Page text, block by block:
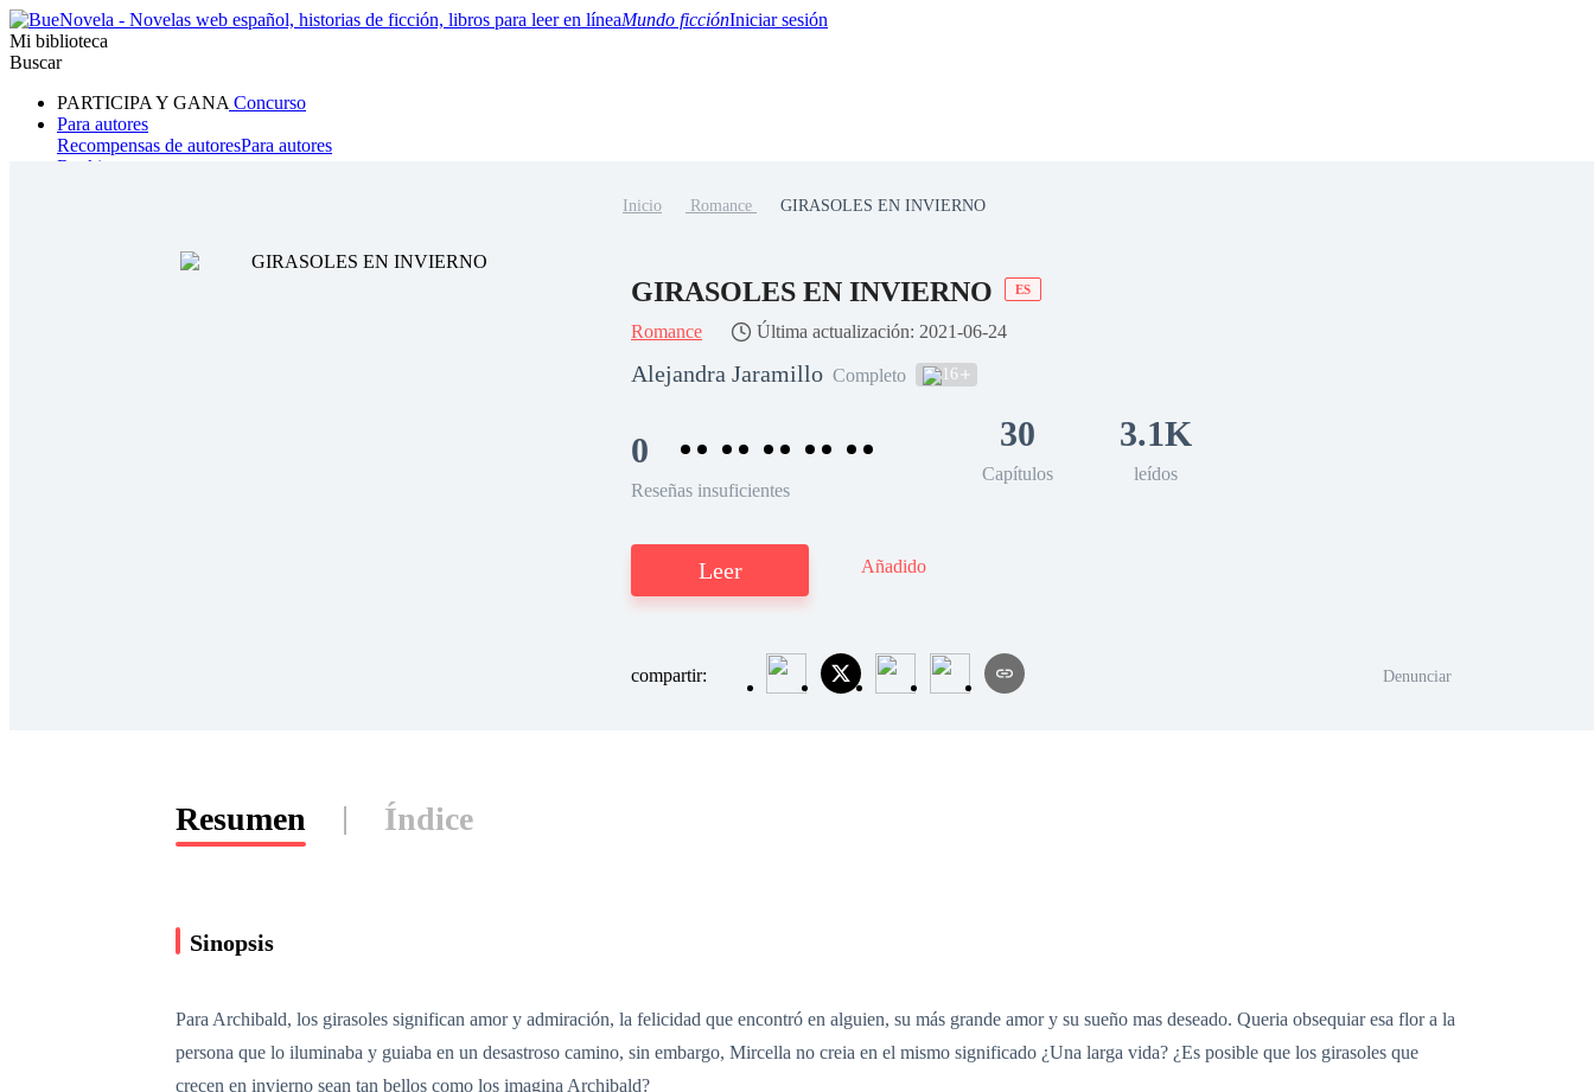
Mundo ficciónIniciar sesión
Mi biblioteca
Buscar
PARTICIPA Y GANA Concurso
Para autores
Recompensas de autoresPara autores
Ranking
Hombre loboMafiaSistemaFantasíaUrbano
Inicio Romance GIRASOLES EN INVIERNO
GIRASOLES EN INVIERNO ES
Romance Última actualización: 2021-06-24
Alejandra Jaramillo Completo 16
0
Reseñas insuficientes
30
Capítulos
3.1K
leídos
Leer Añadido
compartir: Denunciar
Resumen Índice
Sinopsis
Para Archibald, los girasoles significan amor y admiración, la felicidad que encontró en alguien, su más grande amor y su sueño mas deseado. Queria obsequiar esa flor a la
persona que lo iluminaba y guiaba en un desastroso camino, sin embargo, Mircella no creia en el mismo significado ¿Una larga vida? ¿Es posible que los girasoles que
crecen en invierno sean tan bellos como los imagina Archibald?